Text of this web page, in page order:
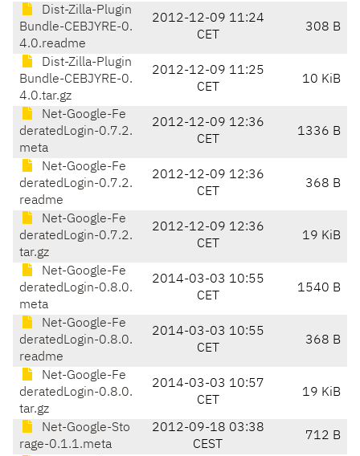
Dist-Zilla-Plugin
Bundle-CEBJYRE-0.
4.0.readme
2012-12-09 11:24
CET
308 B
Dist-Zilla-Plugin
Bundle-CEBJYRE-0.
4.0.tar.gz
2012-12-09 11:25
CET
10 KiB
Net-Google-Fe
deratedLogin-0.7.2.
meta
2012-12-09 12:36
CET
1336 B
Net-Google-Fe
deratedLogin-0.7.2.
readme
2012-12-09 12:36
CET
368 B
Net-Google-Fe
deratedLogin-0.7.2.
tar.gz
2012-12-09 12:36
CET
19 KiB
Net-Google-Fe
deratedLogin-0.8.0.
meta
2014-03-03 10:55
CET
1540 B
Net-Google-Fe
deratedLogin-0.8.0.
readme
2014-03-03 10:55
CET
368 B
Net-Google-Fe
deratedLogin-0.8.0.
tar.gz
2014-03-03 10:57
CET
19 KiB
Net-Google-Sto
rage-0.1.1.meta
2012-09-18 03:38
CEST
712 B